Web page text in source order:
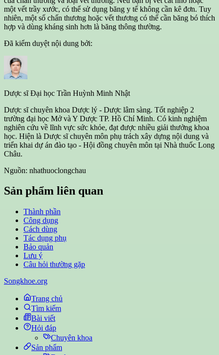
một vết trầy xước, có thể sử dụng băng y tế không cần kê đơn. Tuy
nhiên, một số chấn thương hoặc vết thương có thể cần băng bó thích
hợp và dùng kháng sinh hơn là băng thông thường.
Đã kiểm duyệt nội dung bởi:
Dược sĩ Đại học Trần Huỳnh Minh Nhật
Dược sĩ chuyên khoa Dược lý - Dược lâm sàng. Tốt nghiệp 2
trường đại học Mở và Y Dược TP. Hồ Chí Minh. Có kinh nghiệm
nghiên cứu về lĩnh vực sức khỏe, đạt được nhiều giải thưởng khoa
học. Hiện là Dược sĩ chuyên môn phụ trách xây dựng nội dung và
triển khai dự án đào tạo - Hội đồng chuyên môn tại Nhà thuốc Long
Châu.
Nguồn: nhathuoclongchau
Sản phẩm liên quan
Thành phần
Công dụng
Cách dùng
Tác dụng phụ
Bảo quản
Lưu ý
Câu hỏi thường gặp
Songkhoe.org
Trang chủ
Tìm kiếm
Bài viết
Hỏi đáp
Chuyên khoa
Sản phẩm